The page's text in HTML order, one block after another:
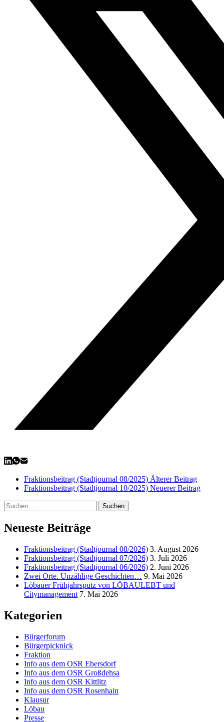
Fraktionsbeitrag (Stadtjournal 08/2025) Älterer Beitrag
Fraktionsbeitrag (Stadtjournal 10/2025) Neuerer Beitrag
Suchen
nach:
Neueste Beiträge
Fraktionsbeitrag (Stadtjournal 08/2026) 3. August 2026
Fraktionsbeitrag (Stadtjournal 07/2026) 3. Juli 2026
Fraktionsbeitrag (Stadtjournal 06/2026) 2. Juni 2026
Zwei Orte. Unzählige Geschichten… 9. Mai 2026
Löbauer Frühjahrsputz von LÖBAULEBT und
Citymanagement 7. Mai 2026
Kategorien
Bürgerforum
Bürgerpicknick
Fraktion
Info aus dem OSR Ebersdorf
Info aus dem OSR Großdehsa
Info aus dem OSR Kittlitz
Info aus dem OSR Rosenhain
Klausur
Löbau
Presse